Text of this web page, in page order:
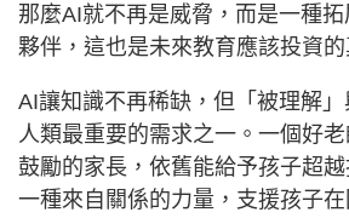
那麼AI就不再是威脅，而是一種
夥伴，這也是未來教育應該投資的
AI讓知識不再稀缺，但「被理解
人類最重要的需求之一。一個好
鼓勵的家長，依舊能給予孩子超
一種來自關係的力量，支援孩子